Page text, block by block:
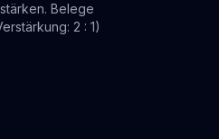
Belege
2 : 1)